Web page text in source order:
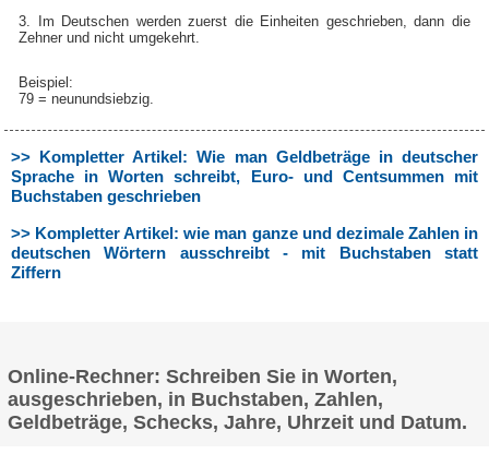
3. Im Deutschen werden zuerst die Einheiten geschrieben, dann die
Zehner und nicht umgekehrt.
Beispiel:
79 =neunundsiebzig
>> Kompletter Artikel: Wie man Geldbeträge in deutscher
Sprache in Worten schreibt, Euro- und Centsummen mit
Buchstaben geschrieben
>> Kompletter Artikel: wie man ganze und dezimale Zahlen in
deutschen Wörtern ausschreibt - mit Buchstaben statt
Ziffern
Online-Rechner: Schreiben Sie in Worten,
ausgeschrieben, in Buchstaben, Zahlen,
Geldbeträge, Schecks, Jahre, Uhrzeit und Datum.